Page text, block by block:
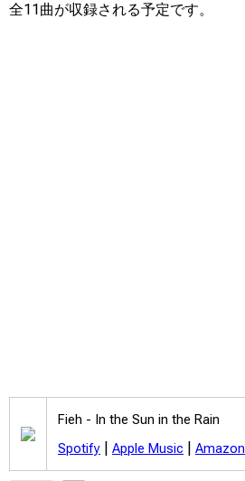
全11曲が収録される予定です。
Fieh - In the Sun in the Rain
Spotify
Apple Music Amazon